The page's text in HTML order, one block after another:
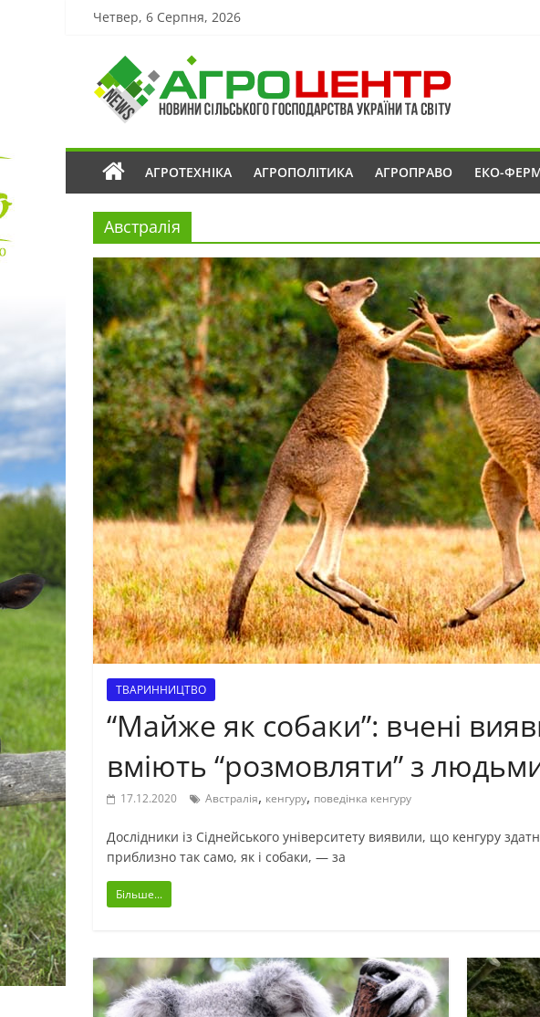
Четвер, 6 Серпня, 2026
АГРОТЕХНІКА АГРОПОЛІТИКА АГРОПРАВО ЕКО-
Австралія
ТВАРИННИЦТВО
“Майже як собаки”: вчені
вміють “розмовляти” з
17.12.2020 Австралія, кенгуру, поведінка кенгуру
Дослідники із Сіднейського університету виявили, що кенгуру
приблизно так само, як і собаки, — за
Більше...